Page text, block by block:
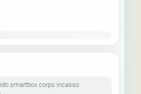
smartbox corpo incasso